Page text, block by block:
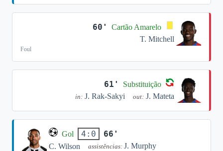
60'
Cartão Amarelo
T. Mitchell
Foul
61' Substituição
in: J. Rak-Sakyi out: J. Mateta
Gol 4:0 66'
C. Wilson assistências: J. Murphy